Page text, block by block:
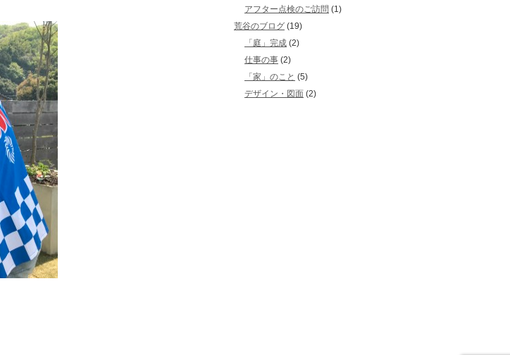
アフター点検のご訪問 (1)
荒谷のブログ (19)
「庭」完成 (2)
仕事の事 (2)
「家」のこと (5)
デザイン・図面 (2)